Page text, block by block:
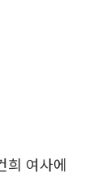
희 여사에